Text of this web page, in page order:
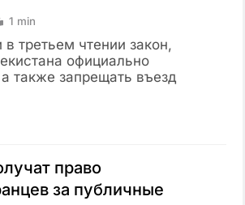
1 min
третьем чтении закон,
официально
также запрещать въезд
право
за публичные